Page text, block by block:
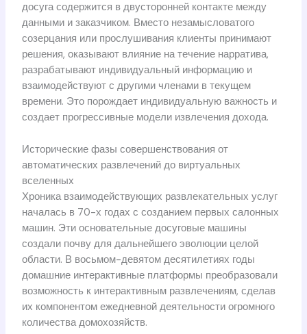
досуга содержится в двусторонней контакте между
данными и заказчиком. Вместо незамысловатого
созерцания или прослушивания клиенты принимают
решения, оказывают влияние на течение нарратива,
разрабатывают индивидуальный информацию и
взаимодействуют с другими членами в текущем
времени. Это порождает индивидуальную важность и
создает прогрессивные модели извлечения дохода.
Исторические фазы совершенствования от
автоматических развлечений до виртуальных
вселенных
Хроника взаимодействующих развлекательных услуг
началась в 70-х годах с созданием первых салонных
машин. Эти основательные досуговые машины
создали почву для дальнейшего эволюции целой
области. В восьмом-девятом десятилетиях годы
домашние интерактивные платформы преобразовали
возможность к интерактивным развлечениям, сделав
их компонентом ежедневной деятельности огромного
количества домохозяйств.